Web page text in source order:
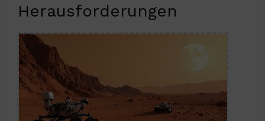
Herausforderungen